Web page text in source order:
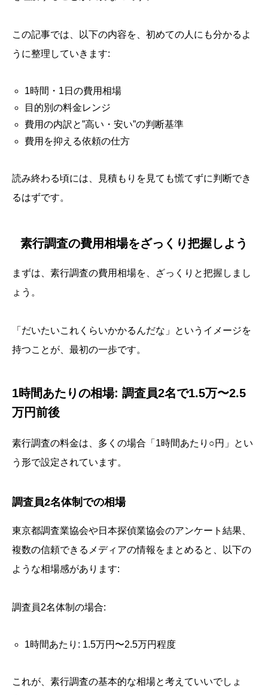
この記事では、以下の内容を、初めての人にも分かるよ
うに整理していきます:
1時間・1日の費用相場
目的別の料金レンジ
費用の内訳と”高い・安い”の判断基準
費用を抑える依頼の仕方
読み終わる頃には、見積もりを見ても慌てずに判断でき
るはずです。
素行調査の費用相場をざっくり把握しよう
まずは、素行調査の費用相場を、ざっくりと把握しまし
ょう。
「だいたいこれくらいかかるんだな」というイメージを
持つことが、最初の一歩です。
1時間あたりの相場: 調査員2名で1.5万〜2.5
万円前後
素行調査の料金は、多くの場合「1時間あたり○円」とい
う形で設定されています。
調査員2名体制での相場
東京都調査業協会や日本探偵業協会のアンケート結果、
複数の信頼できるメディアの情報をまとめると、以下の
ような相場感があります:
調査員2名体制の場合:
1時間あたり: 1.5万円〜2.5万円程度
これが、素行調査の基本的な相場と考えていいでしょ